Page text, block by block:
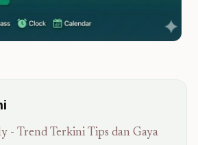
- Trend Terkini Tips dan Gaya